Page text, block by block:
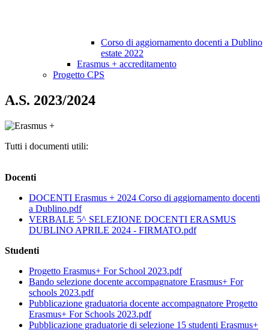
Corso di aggiornamento docenti a Dublino
estate 2022
Erasmus + accreditamento
Progetto CPS
A.S. 2023/2024
Tutti i documenti utili:
Docenti
DOCENTI Erasmus + 2024 Corso di aggiornamento docenti
a Dublino.pdf
VERBALE 5^ SELEZIONE DOCENTI ERASMUS
DUBLINO APRILE 2024 - FIRMATO.pdf
Studenti
Progetto Erasmus+ For School 2023.pdf
Bando selezione docente accompagnatore Erasmus+ For
schools 2023.pdf
Pubblicazione graduatoria docente accompagnatore Progetto
Erasmus+ For Schools 2023.pdf
Pubblicazione graduatorie di selezione 15 studenti Erasmus+